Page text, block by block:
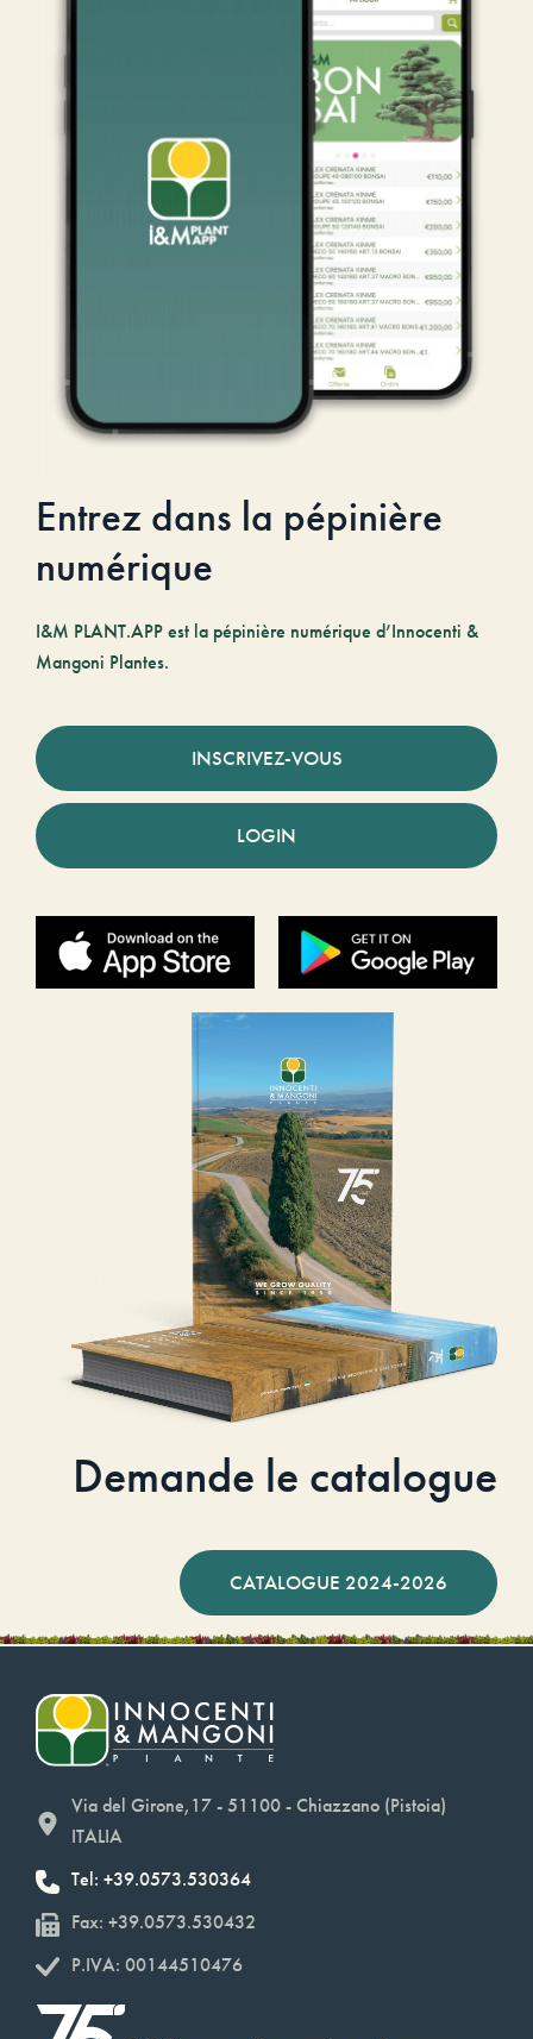
Entrez dans la pépinière
numérique
I&M PLANT.APP est la pépinière numérique d’Innocenti &
Mangoni Plantes.
INSCRIVEZ-VOUS
LOGIN
Demande le catalogue
CATALOGUE 2024-2026
Via del Girone,17 - 51100 - Chiazzano (Pistoia)
ITALIA
Tel: +39.0573.530364
Fax: +39.0573.530432
P.IVA: 00144510476